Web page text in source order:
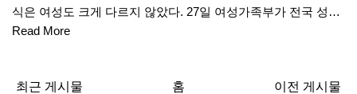
식은 여성도 크게 다르지 않았다. 27일 여성가족부가 전국 성…
Read More
최근 게시물 이전 게시물
홈